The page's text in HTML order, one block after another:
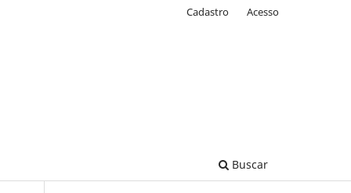
Buscar
Cadastro Acesso